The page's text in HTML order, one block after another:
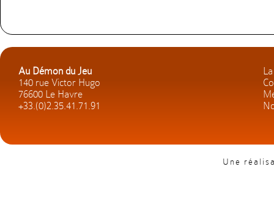
Au Démon du Jeu
140 rue Victor Hugo
76600 Le Havre
+33.(0)2.35.41.71.91
Une